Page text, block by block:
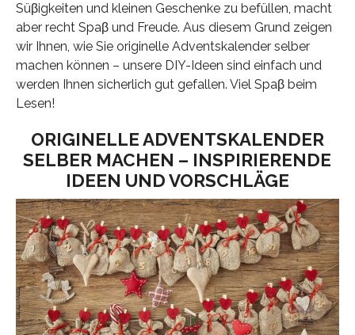
Süβigkeiten und kleinen Geschenke zu befüllen, macht
aber recht Spaβ und Freude. Aus diesem Grund zeigen
wir Ihnen, wie Sie originelle Adventskalender selber
machen können – unsere DIY-Ideen sind einfach und
werden Ihnen sicherlich gut gefallen. Viel Spaβ beim
Lesen!
ORIGINELLE ADVENTSKALENDER
SELBER MACHEN – INSPIRIERENDE
IDEEN UND VORSCHLÄGE